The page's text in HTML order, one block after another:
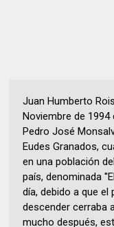
Juan Humberto
Noviembre de
Pedro José
Eudes Granados,
en una población
país, denominada
día, debido a que
descender cerraba
mucho después,